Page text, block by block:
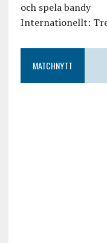
och spela bandy
Internationellt:
MATCHNYTT